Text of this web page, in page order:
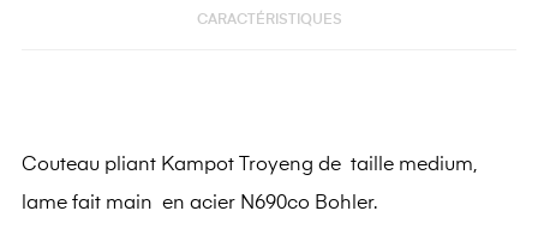
CARACTÉRISTIQUES
Couteau pliant Kampot Troyeng de taille medium,
lame fait main en acier N690co Bohler.